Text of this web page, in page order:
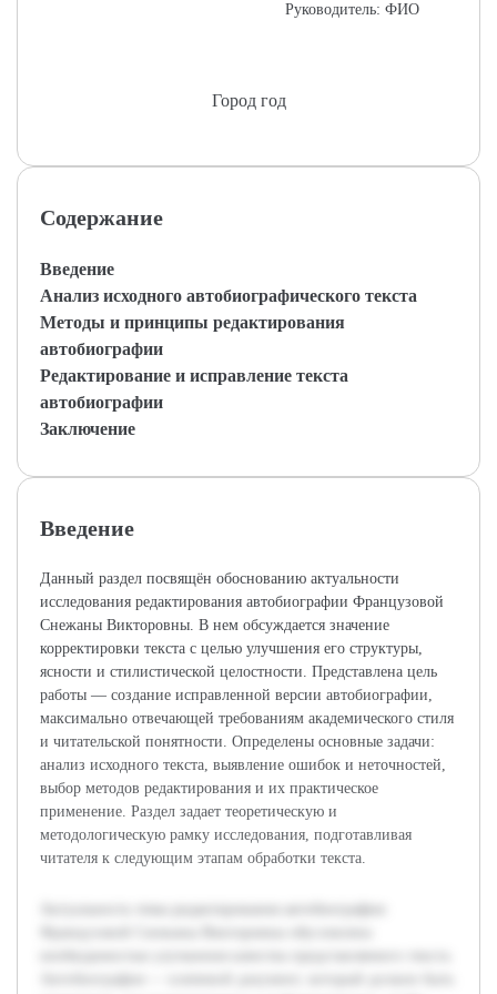
Руководитель: ФИО
Город год
Содержание
Введение
Анализ исходного автобиографического текста
Методы и принципы редактирования
автобиографии
Редактирование и исправление текста
автобиографии
Заключение
Введение
Данный раздел посвящён обоснованию актуальности
исследования редактирования автобиографии Французовой
Снежаны Викторовны. В нем обсуждается значение
корректировки текста с целью улучшения его структуры,
ясности и стилистической целостности. Представлена цель
работы — создание исправленной версии автобиографии,
максимально отвечающей требованиям академического стиля
и читательской понятности. Определены основные задачи:
анализ исходного текста, выявление ошибок и неточностей,
выбор методов редактирования и их практическое
применение. Раздел задает теоретическую и
методологическую рамку исследования, подготавливая
читателя к следующим этапам обработки текста.